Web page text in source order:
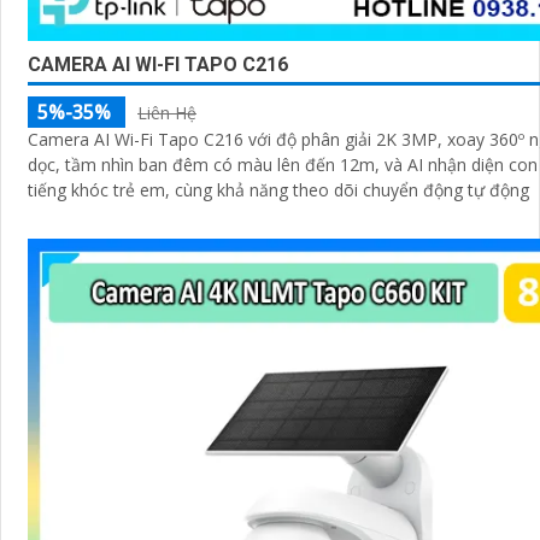
CAMERA AI WI-FI TAPO C216
5%-35%
Liên Hệ
Camera AI Wi-Fi Tapo C216 với độ phân giải 2K 3MP, xoay 360º
dọc, tầm nhìn ban đêm có màu lên đến 12m, và AI nhận diện
tiếng khóc trẻ em, cùng khả năng theo dõi chuyển động tự động